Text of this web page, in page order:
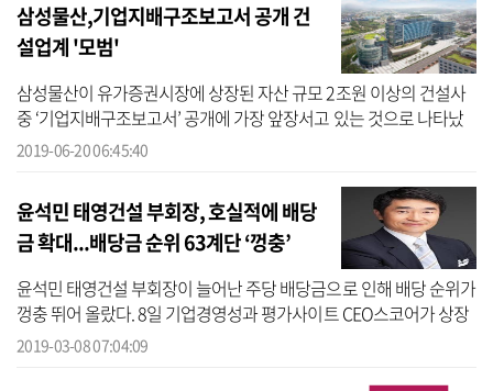
삼성물산,기업지배구조보고서 공개 건
설업계 '모범'
삼성물산이 유가증권시장에 상장된 자산 규모 2조원 이상의 건설사
중 ‘기업지배구조보고서’ 공개에 가장 앞장서고 있는 것으로 나타났
다.20일 기업평가사이트 CEO스코어(대표 박주근)에 따르면 총 15개
2019-06-20 06:45:40
윤석민 태영건설 부회장, 호실적에 배당
금 확대...배당금 순위 63계단 ‘껑충’
윤석민 태영건설 부회장이 늘어난 주당 배당금으로 인해 배당 순위가
껑충 뛰어 올랐다. 8일 기업경영성과 평가사이트 CEO스코어가 상장
사 2382곳 중 지난달 26일까지 배당(중간+결산)을 발표한 823곳의
2019-03-08 07:04:09